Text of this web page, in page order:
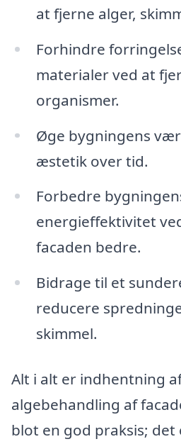
at fjerne alger,
Forhindre
materialer ved at
organismer.
Øge bygningens
æstetik over tid.
Forbedre
energieffektivitet
facaden bedre.
Bidrage til et
reducere
skimmel.
Alt i alt er indhentning
algebehandling af
blot en god praksis; det